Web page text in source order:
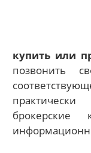
купить или
позвонить
брокерские